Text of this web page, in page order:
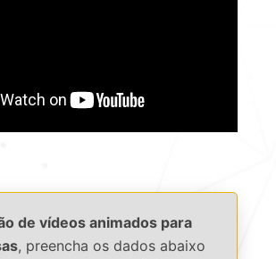
de vídeos animados para
, preencha os dados abaixo